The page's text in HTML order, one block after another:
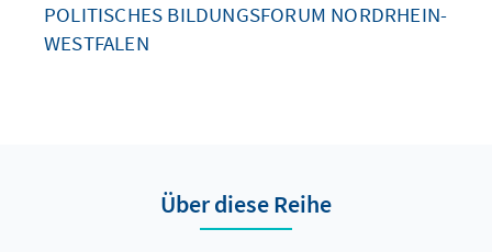
POLITISCHES BILDUNGSFORUM NORDRHEIN-
WESTFALEN
Über diese Reihe